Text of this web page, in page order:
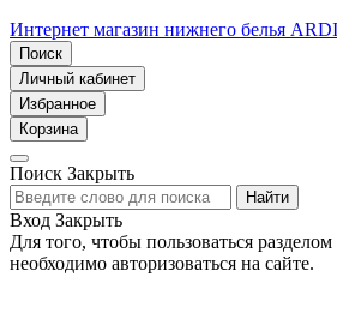
Интернет магазин нижнего белья ARDI
Поиск
Личный кабинет
Избранное
Корзина
Поиск Закрыть
Найти
Вход Закрыть
Для того, чтобы пользоваться
необходимо авторизоваться на сайте.